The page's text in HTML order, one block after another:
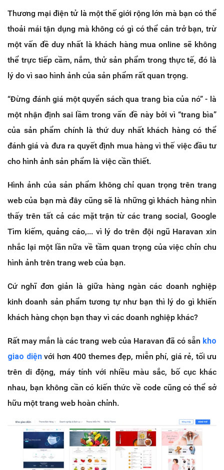
Thương mại điện tử là một thế giới rộng lớn mà bạn có thể
thoải mái tận dụng mà không có gì có thể cản trở bạn, trừ
một vấn đề duy nhất là khách hàng mua online sẽ không
thể trực tiếp cầm, nắm, thử sản phẩm trong thực tế, đó là
lý do vì sao hình ảnh của sản phẩm rất quan trọng.
“Đừng đánh giá một quyển sách qua trang bìa của nó” - là
một nhận định sai lầm trong vấn đề này bởi vì “trang bìa”
của sản phẩm chính là thứ duy nhất khách hàng có thể
đánh giá và đưa ra quyết định mua hàng vì thế việc đầu tư
cho hình ảnh sản phẩm là việc cần thiết.
Hình ảnh của sản phẩm không chỉ quan trọng trên trang
web của bạn mà đây cũng sẽ là những gì khách hàng nhìn
thấy trên tất cả các mặt trận từ các trang social, Google
Tìm kiếm, quảng cáo,... vì lý do trên đội ngũ Haravan xin
nhắc lại một lần nữa về tầm quan trọng của việc chỉn chu
hình ảnh trên trang web của bạn.
Cứ nghĩ đơn giản là giữa hàng ngàn các doanh nghiệp
kinh doanh sản phẩm tương tự như bạn thì lý do gì khiến
khách hàng chọn bạn thay vì các doanh nghiệp khác?
Rất may mắn là các trang web của Haravan đã có sẵn kho
giao diệnvới hơn 400 themes đẹp, miễn phí, giá rẻ, tối ưu
trên di động, máy tính với nhiều màu sắc, bố cục khác
nhau, bạn không cần có kiến thức về code cũng có thể sở
hữu một trang web hoàn chỉnh.